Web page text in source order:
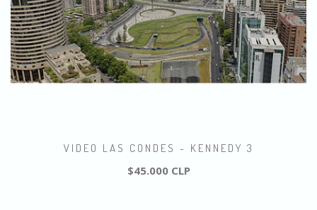
VIDEO LAS CONDES - KENNEDY 3
$45.000 CLP